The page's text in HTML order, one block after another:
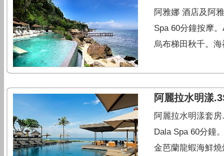
阿雅娜 酒店及阿
Spa 60分鐘按摩
烏布梯田秋千。
阿麗拉水明漾
阿麗拉水明漾套
Dala Spa 60分鐘
金芭蘭龍蝦海鮮